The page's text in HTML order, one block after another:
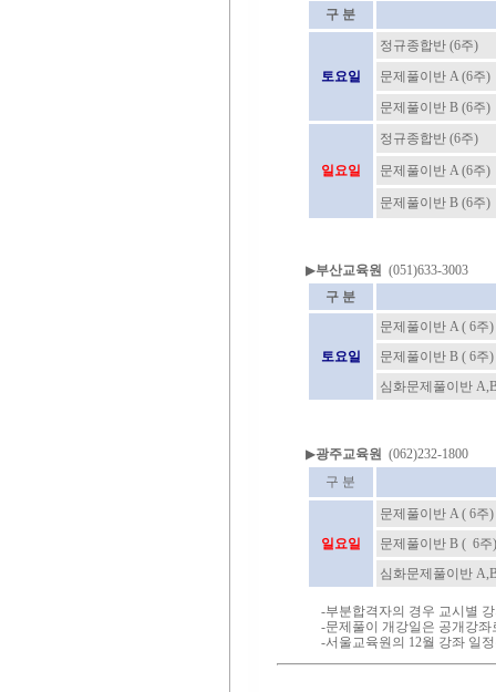
구 분
토요일
정규종합반 (6주)
문제풀이반 A (6주)
문제풀이반 B (6주)
일요일
정규종합반 (6주)
문제풀이반 A (6주)
문제풀이반 B (6주)
▶부산교육원 (051)633-3003
구 분
토요일
문제풀이반 A ( 6주)
문제풀이반 B ( 6주)
심화문제풀이반
▶광주교육원 (062)232-1800
구 분
일요일
문제풀이반 A ( 6주)
문제풀이반 B ( 6주)
심화문제풀이반
-부분합격자의 경우 교시별
-문제풀이 개강일은 공개강
-서울교육원의 12월 강좌 일